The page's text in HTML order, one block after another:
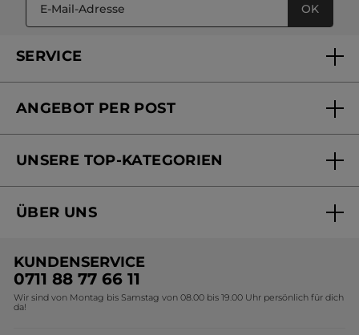
OK
SERVICE
Mein Konto
Online Preisliste
ANGEBOT PER POST
Versandhandel Preisliste
UNSERE TOP-KATEGORIEN
Black Friday Yves Rocher
Geschenkideen Yves Rocher
Kollektion Monoi Yves Rocher
ÜBER UNS
Umweltstiftung YR
Affiliate Programm
KUNDENSERVICE
0711 88 77 66 11
Wir sind von Montag bis Samstag von 08.00 bis 19.00 Uhr persönlich für dich
da!